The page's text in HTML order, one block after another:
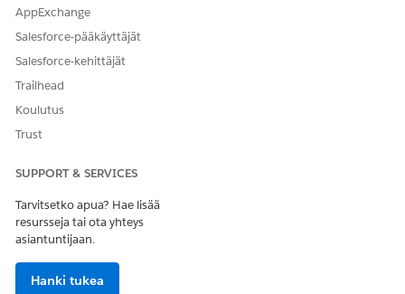
AppExchange
Salesforce-pääkäyttäjät
Salesforce-kehittäjät
Trailhead
Koulutus
Trust
SUPPORT & SERVICES
Tarvitsetko apua? Hae lisää
resursseja tai ota yhteys
asiantuntijaan.
Hanki tukea